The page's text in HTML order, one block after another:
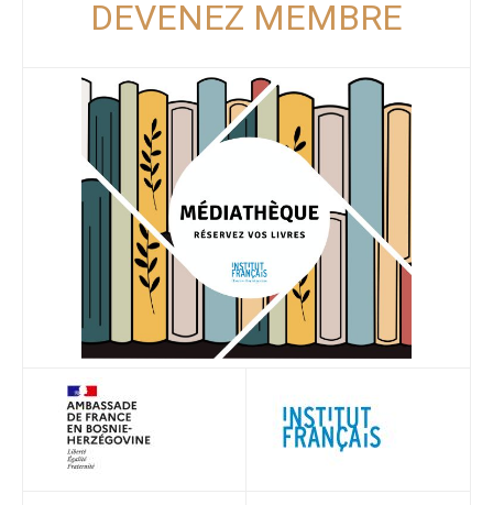
DEVENEZ MEMBRE